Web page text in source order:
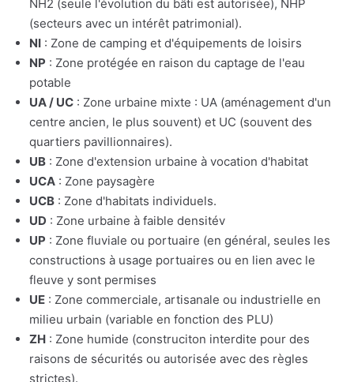
NH2 (seule l'évolution du bâti est autorisée), NHP
(secteurs avec un intérêt patrimonial).
NI : Zone de camping et d'équipements de loisirs
NP : Zone protégée en raison du captage de l'eau
potable
UA / UC : Zone urbaine mixte : UA (aménagement d'un
centre ancien, le plus souvent) et UC (souvent des
quartiers pavillionnaires).
UB : Zone d'extension urbaine à vocation d'habitat
UCA : Zone paysagère
UCB : Zone d'habitats individuels.
UD : Zone urbaine à faible densitév
UP : Zone fluviale ou portuaire (en général, seules les
constructions à usage portuaires ou en lien avec le
fleuve y sont permises
UE : Zone commerciale, artisanale ou industrielle en
milieu urbain (variable en fonction des PLU)
ZH : Zone humide (construciton interdite pour des
raisons de sécurités ou autorisée avec des règles
strictes).